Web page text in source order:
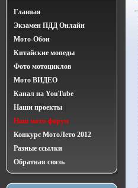
Главная
Экзамен ПДД Онлайн
Мото-Обои
Китайские мопеды
Фото мотоциклов
Мото ВИДЕО
Канал на YouTube
Наши проекты
Наш мото-форум
Конкурс МотоЛето 2012
Разные ссылки
Обратная связь